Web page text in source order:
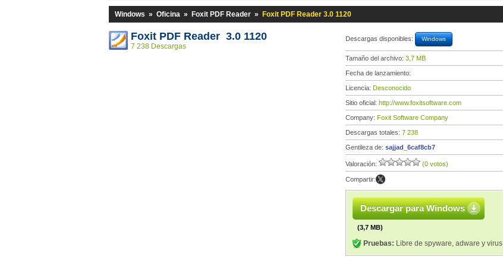
Windows » Oficina » Foxit PDF Reader » Foxit PDF Reader 3.0 1120
Foxit PDF Reader 3.0 1120
7 238 Descargas
Descargas disponibles: Windows
Tamaño del archivo: 3,7 MB
Fecha de lanzamiento:
Licencia: Desconocido
Sitio oficial: http://www.foxitsoftware.com
Company: Foxit Software Company
Descargas totales: 7 238
Gentileza de: sajjad_6caf8cb7
Valoración: (0 votos)
Compartir:
Descargar para Windows
(3,7 MB)
Pruebas: Libre de spyware, adware y virus